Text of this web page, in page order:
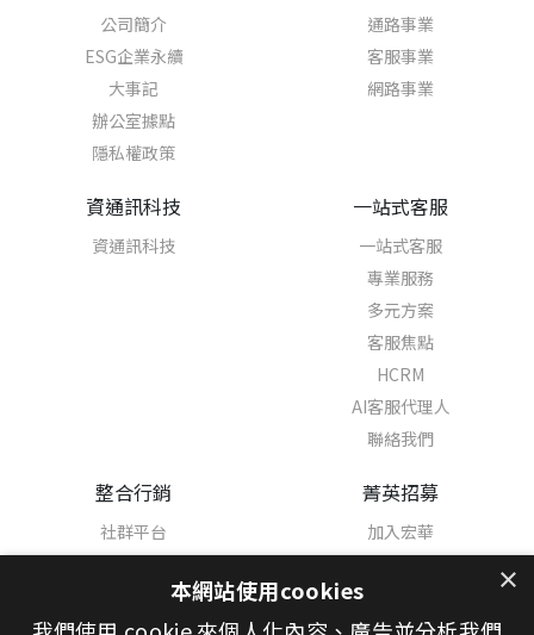
公司簡介
ESG企業永續
大事記
辦公室據點
隱私權政策
通路事業
客服事業
網路事業
資通訊科技
資通訊科技
一站式客服
一站式客服
專業服務
多元方案
客服焦點
HCRM
AI客服代理人
聯絡我們
整合行銷
社群平台
菁英招募
加入宏華
熱門職缺
學習與發展
幸福職場
×
本網站使用cookies